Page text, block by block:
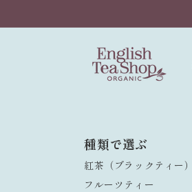
進む
種類で選ぶ
紅茶（ブラックティー）
フルーツティー